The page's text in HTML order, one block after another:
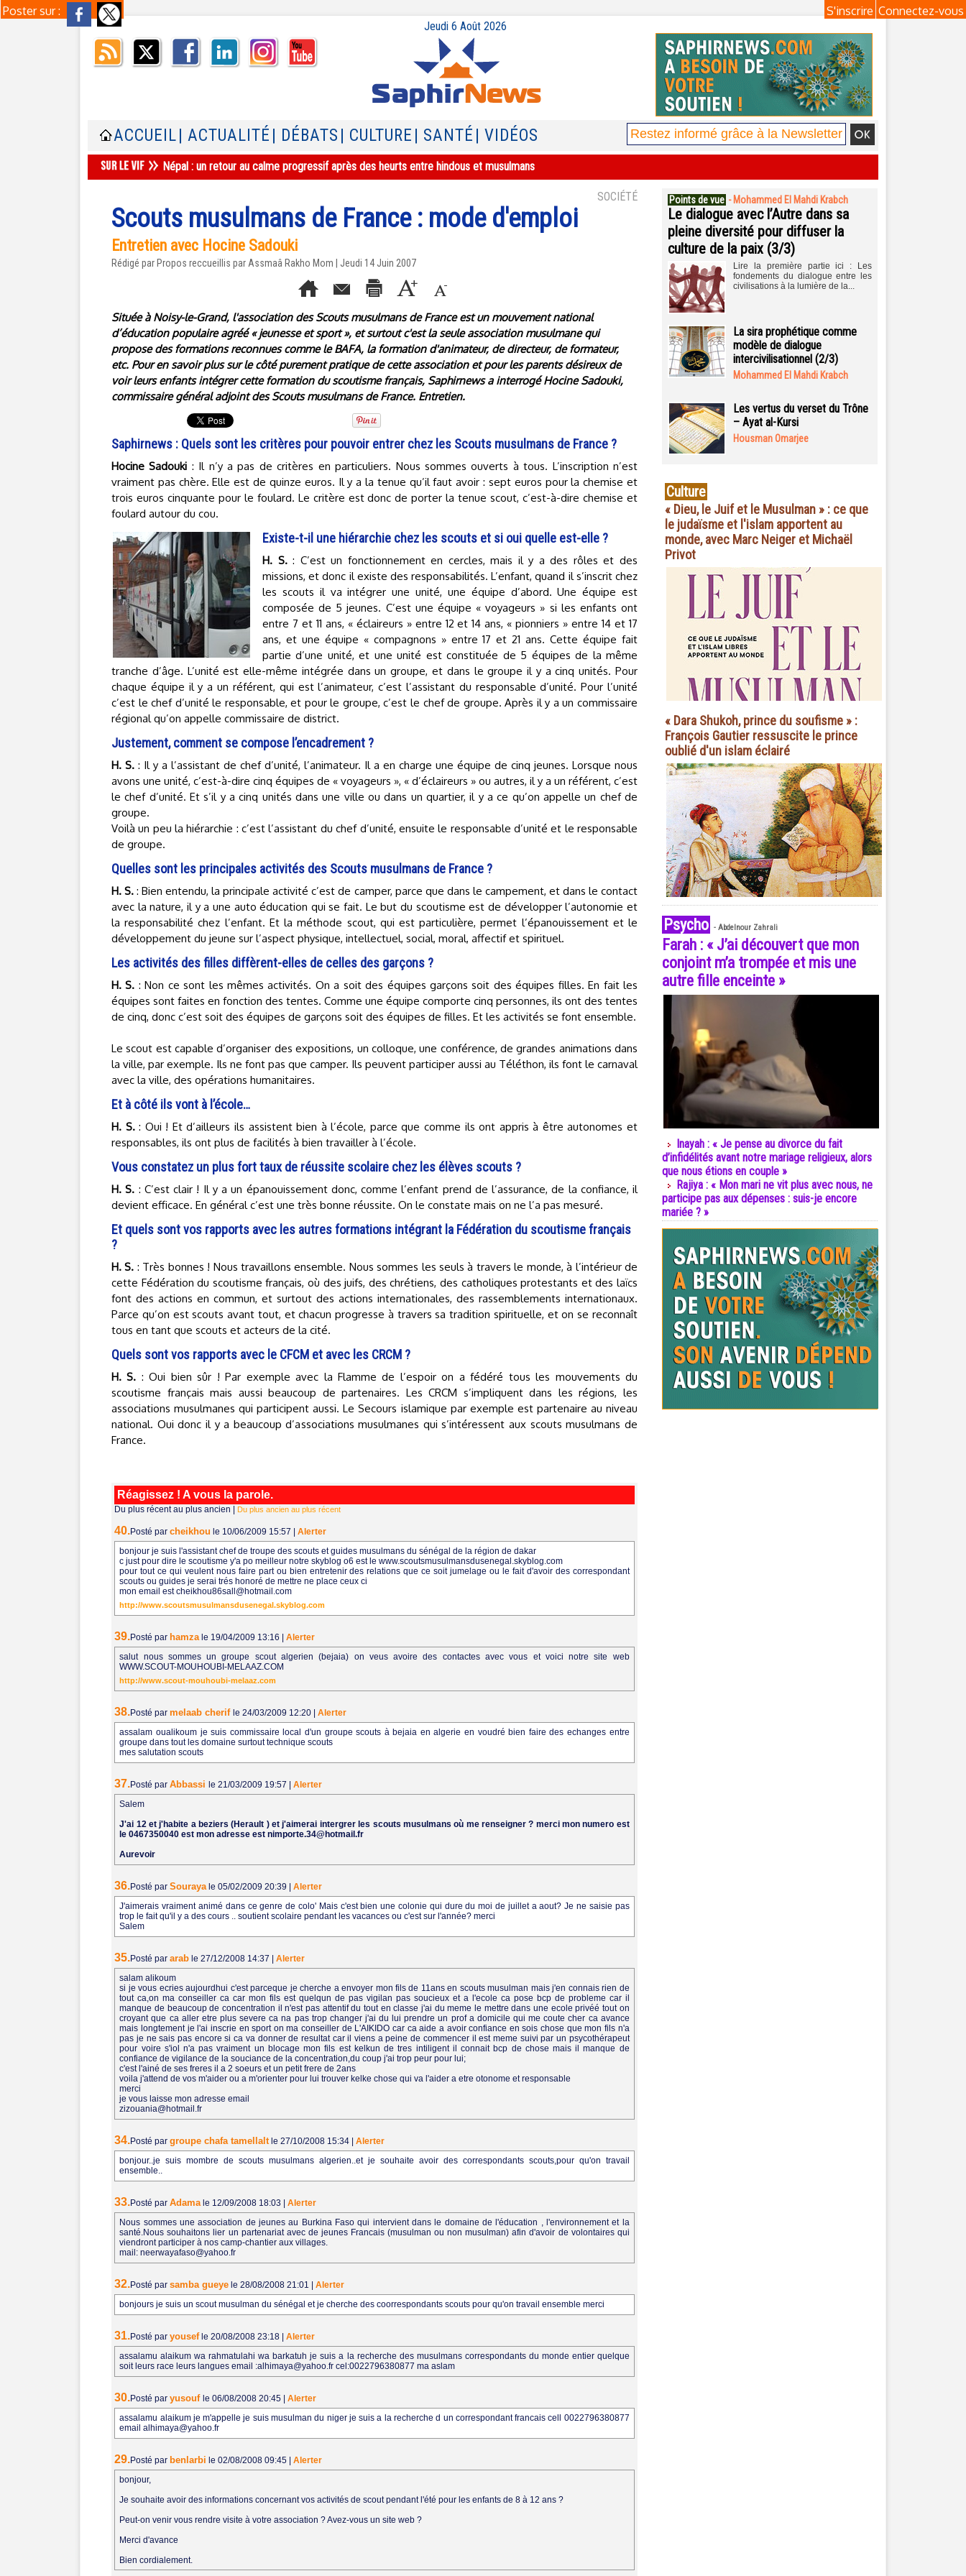
Poster sur : Connectez-vous
S'inscrire
Jeudi 6 Août 2026
ACCUEIL | ACTUALITÉ | DÉBATS | CULTURE | SANTÉ | VIDÉOS
Népal : un retour au calme progressif après des heurts entre hindous et musulmans
SOCIÉTÉ
Scouts musulmans de France : mode d'emploi
Entretien avec Hocine Sadouki
Rédigé par Propos reccueillis par Assmaâ Rakho Mom | Jeudi 14 Juin 2007
Située à Noisy-le-Grand, l'association des Scouts musulmans de France est un mouvement national
d’éducation populaire agréé « jeunesse et sport », et surtout c'est la seule association musulmane qui
propose des formations reconnues comme le BAFA, la formation d'animateur, de directeur, de formateur,
etc. Pour en savoir plus sur le côté purement pratique de cette association et pour les parents désireux de
voir leurs enfants intégrer cette formation du scoutisme français, Saphirnews a interrogé Hocine Sadouki,
commissaire général adjoint des Scouts musulmans de France. Entretien.
Saphirnews : Quels sont les critères pour pouvoir entrer chez les Scouts musulmans de France ?
Hocine Sadouki : Il n’y a pas de critères en particuliers. Nous sommes ouverts à tous. L’inscription n’est
vraiment pas chère. Elle est de quinze euros. Il y a la tenue qu’il faut avoir : sept euros pour la chemise et
trois euros cinquante pour le foulard. Le critère est donc de porter la tenue scout, c’est-à-dire chemise et
foulard autour du cou.
Existe-t-il une hiérarchie chez les scouts et si oui quelle est-elle ?
H. S.: C’est un fonctionnement en cercles, mais il y a des rôles et des
missions, et donc il existe des responsabilités. L’enfant, quand il s’inscrit chez
les scouts il va intégrer une unité, une équipe d’abord. Une équipe est
composée de 5 jeunes. C’est une équipe « voyageurs » si les enfants ont
entre 7 et 11 ans, « éclaireurs » entre 12 et 14 ans, « pionniers » entre 14 et 17
ans, et une équipe « compagnons » entre 17 et 21 ans. Cette équipe fait
partie d’une unité, et une unité est constituée de 5 équipes de la même
tranche d’âge. L’unité est elle-même intégrée dans un groupe, et dans le groupe il y a cinq unités. Pour
chaque équipe il y a un référent, qui est l’animateur, c’est l’assistant du responsable d’unité. Pour l’unité
c’est le chef d’unité le responsable, et pour le groupe, c’est le chef de groupe. Après il y a un commissaire
régional qu’on appelle commissaire de district.
Justement, comment se compose l’encadrement ?
H. S. : Il y a l’assistant de chef d’unité, l’animateur. Il a en charge une équipe de cinq jeunes. Lorsque nous
avons une unité, c’est-à-dire cinq équipes de « voyageurs », « d’éclaireurs » ou autres, il y a un référent, c’est
le chef d’unité. Et s’il y a cinq unités dans une ville ou dans un quartier, il y a ce qu’on appelle un chef de
groupe.
Voilà un peu la hiérarchie : c’est l’assistant du chef d’unité, ensuite le responsable d’unité et le responsable
de groupe.
Quelles sont les principales activités des Scouts musulmans de France ?
H. S. : Bien entendu, la principale activité c’est de camper, parce que dans le campement, et dans le contact
avec la nature, il y a une auto éducation qui se fait. Le but du scoutisme est de développer l’autonomie et
la responsabilité chez l’enfant. Et la méthode scout, qui est particulière, permet l’épanouissement et le
développement du jeune sur l’aspect physique, intellectuel, social, moral, affectif et spirituel.
Les activités des filles diffèrent-elles de celles des garçons ?
H. S. : Non ce sont les mêmes activités. On a soit des équipes garçons soit des équipes filles. En fait les
équipes sont faites en fonction des tentes. Comme une équipe comporte cinq personnes, ils ont des tentes
de cinq, donc c’est soit des équipes de garçons soit des équipes de filles. Et les activités se font ensemble.
Le scout est capable d’organiser des expositions, un colloque, une conférence, de grandes animations dans
la ville, par exemple. Ils ne font pas que camper. Ils peuvent participer aussi au Téléthon, ils font le carnaval
avec la ville, des opérations humanitaires.
Et à côté ils vont à l’école…
H. S.: Oui ! Et d’ailleurs ils assistent bien à l’école, parce que comme ils ont appris à être autonomes et
responsables, ils ont plus de facilités à bien travailler à l’école.
Vous constatez un plus fort taux de réussite scolaire chez les élèves scouts ?
H. S. : C’est clair ! Il y a un épanouissement donc, comme l’enfant prend de l’assurance, de la confiance, il
devient efficace. En général c’est une très bonne réussite. On le constate mais on ne l’a pas mesuré.
Et quels sont vos rapports avec les autres formations intégrant la Fédération du scoutisme français
?
H. S. : Très bonnes ! Nous travaillons ensemble. Nous sommes les seuls à travers le monde, à l’intérieur de
cette Fédération du scoutisme français, où des juifs, des chrétiens, des catholiques protestants et des laïcs
font des actions en commun, et surtout des actions internationales, des rassemblements internationaux.
Parce qu’on est scouts avant tout, et chacun progresse à travers sa tradition spirituelle, et on se reconnaît
tous en tant que scouts et acteurs de la cité.
Quels sont vos rapports avec le CFCM et avec les CRCM ?
H. S. : Oui bien sûr ! Par exemple avec la Flamme de l’espoir on a fédéré tous les mouvements du
scoutisme français mais aussi beaucoup de partenaires. Les CRCM s’impliquent dans les régions, les
associations musulmanes qui participent aussi. Le Secours islamique par exemple est partenaire au niveau
national. Oui donc il y a beaucoup d’associations musulmanes qui s’intéressent aux scouts musulmans de
France.
Réagissez ! A vous la parole.
Du plus récent au plus ancien Du plus ancien au plus récent
40.Posté par cheikhou le 10/06/2009 15:57
Alerter
bonjour je suis l'assistant chef de troupe des scouts et guides musulmans du sénégal de la région de dakar
c just pour dire le scoutisme y'a po meilleur notre skyblog o6 est le www.scoutsmusulmansdusenegal.skyblog.com
pour tout ce qui veulent nous faire part ou bien entretenir des relations que ce soit jumelage ou le fait d'avoir des correspondant
scouts ou guides je serai trés honoré de mettre ne place ceux ci
mon email est cheikhou86sall@hotmail.com
http://www.scoutsmusulmansdusenegal.skyblog.com
39.Posté par hamza le 19/04/2009 13:16
Alerter
salut nous sommes un groupe scout algerien (bejaia) on veus avoire des contactes avec vous et voici notre site web
WWW.SCOUT-MOUHOUBI-MELAAZ.COM
http://www.scout-mouhoubi-melaaz.com
38.Posté par melaab cherif le 24/03/2009 12:20
Alerter
assalam oualikoum je suis commissaire local d'un groupe scouts à bejaia en algerie en voudré bien faire des echanges entre
groupe dans tout les domaine surtout technique scouts
mes salutation scouts
37.Posté par Abbassi le 21/03/2009 19:57
Alerter
Salem
J'ai 12 et j'habite a beziers (Herault ) et j'aimerai intergrer les scouts musulmans où me renseigner ? merci mon numero est
le 0467350040 est mon adresse est nimporte.34@hotmail.fr
Aurevoir
36.Posté par Souraya le 05/02/2009 20:39
Alerter
J'aimerais vraiment animé dans ce genre de colo' Mais c'est bien une colonie qui dure du moi de juillet a aout? Je ne saisie pas
trop le fait qu'il y a des cours .. soutient scolaire pendant les vacances ou c'est sur l'année? merci
Salem
35.Posté par arab le 27/12/2008 14:37
Alerter
salam alikoum
si je vous ecries aujourdhui c'est parceque je cherche a envoyer mon fils de 11ans en scouts musulman mais j'en connais rien de
tout ca,on ma conseiller ca car mon fils est quelqun de pas vigilan pas soucieux et a l'ecole ca pose bcp de probleme car il
manque de beaucoup de concentration il n'est pas attentif du tout en classe j'ai du meme le mettre dans une ecole privéé tout on
croyant que ca aller etre plus severe ca na pas trop changer j'ai du lui prendre un prof a domicile qui me coute cher ca avance
mais longtement je l'ai inscrie en sport on ma conseiller de L'AIKIDO car ca aide a avoir confiance en sois chose que mon fils n'a
pas je ne sais pas encore si ca va donner de resultat car il viens a peine de commencer il est meme suivi par un psycothérapeut
pour voire s'iol n'a pas vraiment un blocage mon fils est kelkun de tres intiligent il connait bcp de chose mais il manque de
confiance de vigilance de la souciance de la concentration,du coup j'ai trop peur pour lui;
c'est l'ainé de ses freres il a 2 soeurs et un petit frere de 2ans
voila j'attend de vos m'aider ou a m'orienter pour lui trouver kelke chose qui va l'aider a etre otonome et responsable
merci
je vous laisse mon adresse email
zizouania@hotmail.fr
34.Posté par groupe chafa tamellalt le 27/10/2008 15:34
Alerter
bonjour..je suis mombre de scouts musulmans algerien..et je souhaite avoir des correspondants scouts,pour qu'on travail
ensemble..
33.Posté par Adama le 12/09/2008 18:03 | Alerter
Nous sommes une association de jeunes au Burkina Faso qui intervient dans le domaine de l'éducation , l'environnement et la
santé.Nous souhaitons lier un partenariat avec de jeunes Francais (musulman ou non musulman) afin d'avoir de volontaires qui
viendront participer à nos camp-chantier aux villages.
mail: neerwayafaso@yahoo.fr
32.Posté par samba gueye le 28/08/2008 21:01 | Alerter
bonjours je suis un scout musulman du sénégal et je cherche des coorrespondants scouts pour qu'on travail ensemble merci
31.Posté par yousef le 20/08/2008 23:18 | Alerter
assalamu alaikum wa rahmatulahi wa barkatuh je suis a la recherche des musulmans correspondants du monde entier quelque
soit leurs race leurs langues email :alhimaya@yahoo.fr cel:0022796380877 ma aslam
30.Posté par yusouf le 06/08/2008 20:45 | Alerter
assalamu alaikum je m'appelle je suis musulman du niger je suis a la recherche d un correspondant francais cell 0022796380877
email alhimaya@yahoo.fr
29.Posté par benlarbi le 02/08/2008 09:45 | Alerter
bonjour,
Je souhaite avoir des informations concernant vos activités de scout pendant l'été pour les enfants de 8 à 12 ans ?
Peut-on venir vous rendre visite à votre association ? Avez-vous un site web ?
Merci d'avance
Bien cordialement.
Points de vue - Mohammed El Mahdi Krabch
Le dialogue avec l’Autre dans sa
pleine diversité pour diffuser la
culture de la paix (3/3)
Lire la première partie ici : Les
fondements du dialogue entre les
civilisations à la lumière de la...
La sira prophétique comme
modèle de dialogue
intercivilisationnel (2/3)
Mohammed El Mahdi Krabch
Les vertus du verset du Trône
– Ayat al-Kursi
Housman Omarjee
Culture
« Dieu, le Juif et le Musulman » : ce que
le judaïsme et l'islam apportent au
monde, avec Marc Neiger et Michaël
Privot
« Dara Shukoh, prince du soufisme » :
François Gautier ressuscite le prince
oublié d'un islam éclairé
Psycho - Abdelnour Zahrali
Farah : « J’ai découvert que mon
conjoint m’a trompée et mis une
autre fille enceinte »
Inayah : « Je pense au divorce du fait
d’infidélités avant notre mariage religieux, alors
que nous étions en couple »
Rajiya : « Mon mari ne vit plus avec nous, ne
participe pas aux dépenses : suis-je encore
mariée ? »